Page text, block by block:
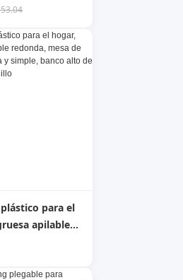
para el
apilable
de comedor
banco
tipo molinillo